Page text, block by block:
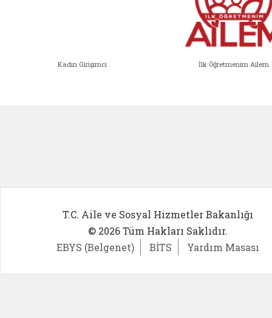
Kadın Girişimci İlk Öğretmenim Ailem
T.C. Aile ve Sosyal Hizmetler Bakanlığı
© 2026 Tüm Hakları Saklıdır.
EBYS (Belgenet)
BİTS Yardım Masası